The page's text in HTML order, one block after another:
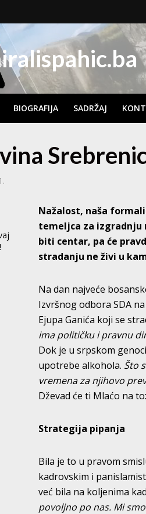
BIOGRAFIJA SADRŽAJ
Nažalost, naša
temeljca za izgradnju
biti centar, pa će
stradanju ne živi u
Na dan najveće
Izvršnog odbora SDA
Ejupa Ganića koji se
ima političku i pravnu
Dok je u srpskom
upotrebe alkohola. Što
vremena za njihovo
Dževad će ti Mlaćo na to:
Strategija pipanja
Bila je to u pravom
kadrovskim i
već bila na koljenima
povoljno po nas. Mi